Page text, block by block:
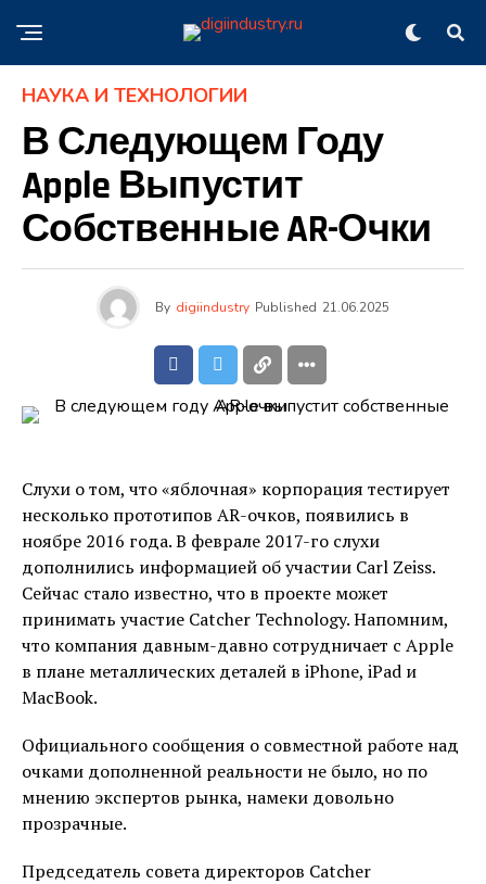
НАУКА И ТЕХНОЛОГИИ
В Следующем Году
Apple Выпустит
Собственные AR-Очки
By digiindustry Published 21.06.2025
Слухи о том, что «яблочная» корпорация тестирует
несколько прототипов AR-очков, появились в
ноябре 2016 года. В феврале 2017-го слухи
дополнились информацией об участии Carl Zeiss.
Сейчас стало известно, что в проекте может
принимать участие Catcher Technology. Напомним,
что компания давным-давно сотрудничает с Apple
в плане металлических деталей в iPhone, iPad и
MacBook.
Официального сообщения о совместной работе над
очками дополненной реальности не было, но по
мнению экспертов рынка, намеки довольно
прозрачные.
Председатель совета директоров Catcher